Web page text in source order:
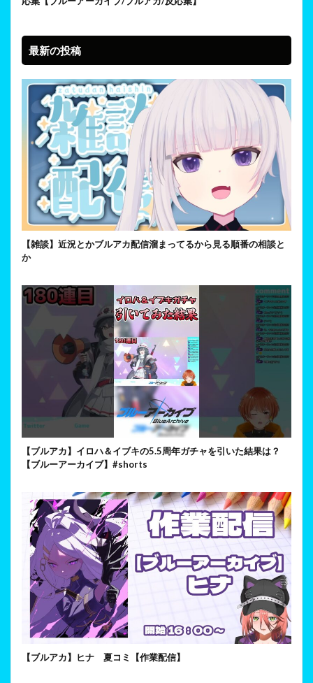
最新の投稿
【雑談】近況とかブルアカ配信溜まってるから見る順番の相談と
か
【ブルアカ】イロハ＆イブキの5.5周年ガチャを引いた結果は？
【ブルーアーカイブ】#shorts
【ブルアカ】ヒナ 夏コミ【作業配信】